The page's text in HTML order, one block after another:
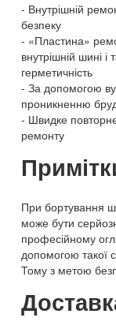
Внутрішній
безпеку
«Пластина»
внутрішній шині
герметичність
За допомогою
проникненню
Швидке
ремонту
При бортування
може бути
професійному
допомогою такої
Тому з метою